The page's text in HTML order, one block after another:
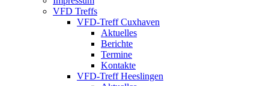
VFD Treffs
VFD-Treff Cuxhaven
Aktuelles
Berichte
Termine
Kontakte
VFD-Treff Heeslingen